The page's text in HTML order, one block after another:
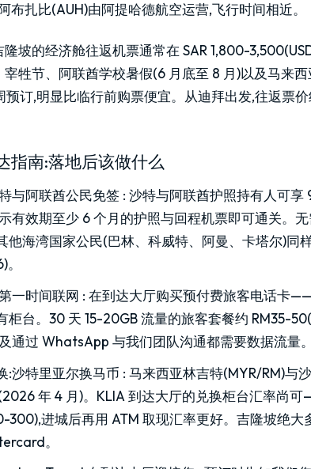
布扎比(AUH)由阿提哈德航空运营,飞行时间相近。
隆坡的经济舱往返机票通常在 SAR 1,800-
宰牲节、阿联酋学校暑假(6 月底至 8 月)以及马来
预订,明显比临行前购票便宜。从迪拜出发,往返票
指南:落地后该做什么
与阿联酋公民免签 : 沙特与阿联酋护照持有人可
有效期至少 6 个月的护照与回程机票即可通关。
他海湾国家公民(巴林、科威特、阿曼、卡塔尔)同
一时间联网 : 在到达大厅购买预付费旅客电话卡
柜台。30 天 15-20GB 流量的旅客套餐约 RM35-
通过 WhatsApp 与我们团队沟通都需要数据流量
:沙特里亚尔换马币 : 马来西亚林吉特(MYR/RM)与
年 4 月)。KLIA 到达大厅的兑换柜台汇率尚
300),进城后再用 ATM 取现汇率更好。吉隆坡绝
。